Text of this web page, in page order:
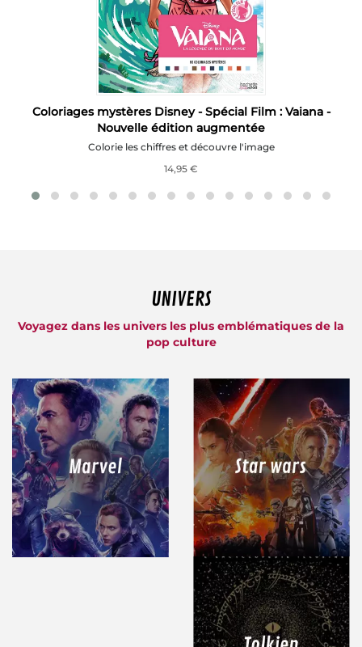
Coloriages mystères Disney - Spécial Film : Vaiana -
Nouvelle édition augmentée
Colorie les chiffres et découvre l'image
14,95 €
UNIVERS
Voyagez dans les univers les plus emblématiques de la
pop culture